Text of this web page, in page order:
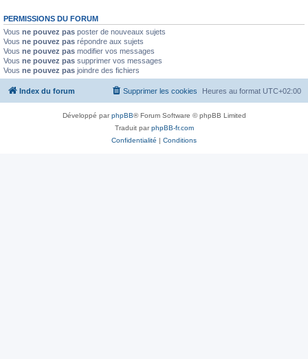
PERMISSIONS DU FORUM
Vous ne pouvez pas poster de nouveaux sujets
Vous ne pouvez pas répondre aux sujets
Vous ne pouvez pas modifier vos messages
Vous ne pouvez pas supprimer vos messages
Vous ne pouvez pas joindre des fichiers
Index du forum Heures au format UTC+02:00
Supprimer les cookies
Développé parphpBB® Forum Software © phpBB Limited
Traduit parphpBB-fr.com
Confidentialité | Conditions